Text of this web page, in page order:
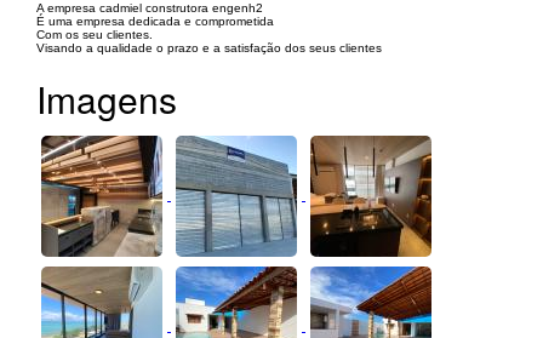
A empresa cadmiel construtora engenh2
É uma empresa dedicada e comprometida
Com os seu clientes.
Visando a qualidade o prazo e a satisfação dos seus clientes
Imagens